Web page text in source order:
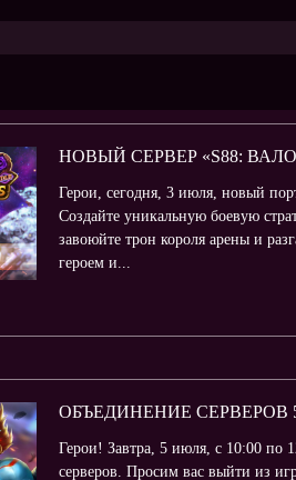
НОВЫЙ СЕРВЕР «S88:
Герои, сегодня, 3 июля, новый
Создайте уникальную боевую
завоюйте трон короля арены и
героем и...
ОБЪЕДИНЕНИЕ СЕРВЕРОВ
Герои! Завтра, 5 июля, с 10:00 по
серверов. Просим вас выйти из